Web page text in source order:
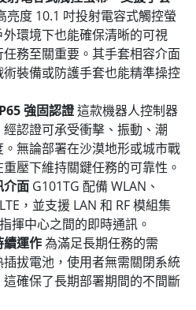
亮度 10.1 吋投射電容式觸控螢
環境下也能確保清晰的可視
務至關重要。其手套相容介面
裝備或防護手套也能精準操控
強固認證這款機器人控制器
認證可承受衝擊、振動、潮
無論部署在沙漠地形或城市戰
壓下維持關鍵任務的可靠性。
介面 G101TG 配備 WLAN、
，並支援 LAN 和 RF 模組集
揮中心之間的即時通訊。
續運作為滿足長期任務的需
拔電池，使用者無需關閉系統
確保了長期部署期間的不間斷